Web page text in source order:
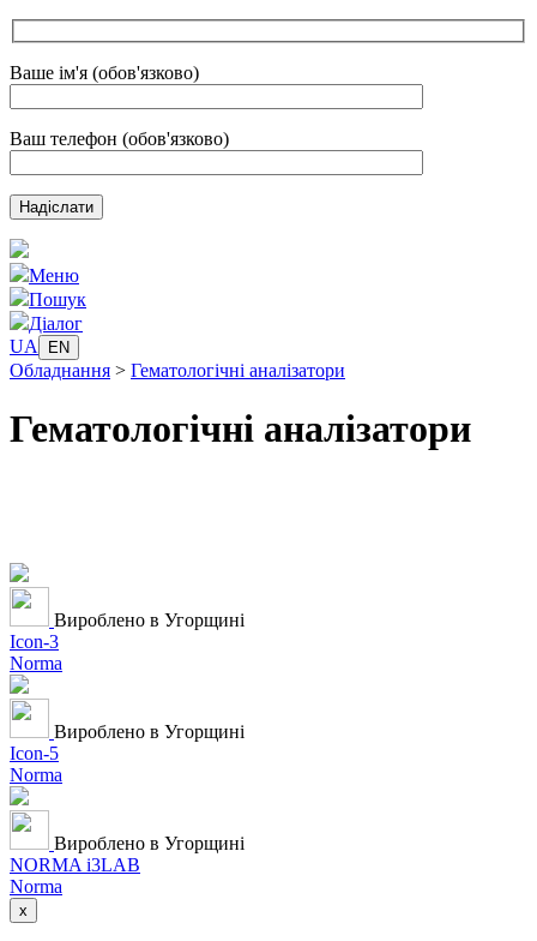
Ваше ім'я (обов'язково)
Ваш телефон (обов'язково)
Меню
Пошук
Діалог
UA
EN
Обладнання > Гематологічні аналізатори
Гематологічні аналізатори
Вироблено в Угорщині
Icon-3
Norma
Вироблено в Угорщині
Icon-5
Norma
Вироблено в Угорщині
NORMA i3LAB
Norma
x